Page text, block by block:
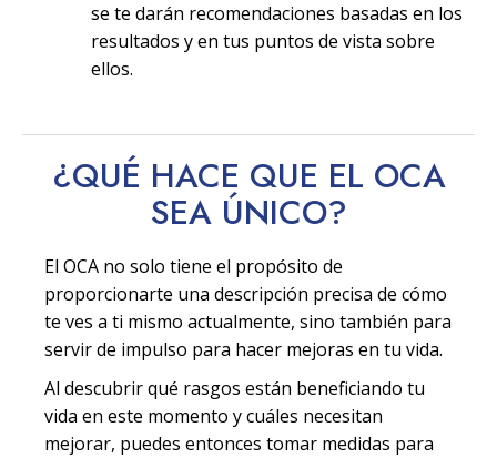
se te darán recomendaciones basadas en los
resultados y en tus puntos de vista sobre
ellos.
¿QUÉ HACE QUE EL OCA
SEA ÚNICO?
El OCA no solo tiene el propósito de
proporcionarte una descripción precisa de cómo
te ves a ti mismo actualmente, sino también para
servir de impulso para hacer mejoras en tu vida.
Al descubrir qué rasgos están beneficiando tu
vida en este momento y cuáles necesitan
mejorar, puedes entonces tomar medidas para